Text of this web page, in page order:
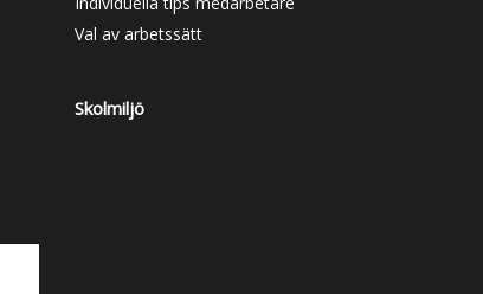
Val av arbetssätt
Skolmiljö